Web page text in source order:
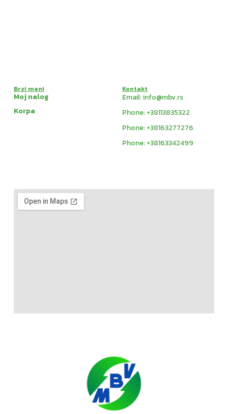
Brzi meni
Moj nalog
Korpa
Kontakt
Email: info@mbv.rs
Phone: +38113835322
Phone: +38163277276
Phone: +38163342499